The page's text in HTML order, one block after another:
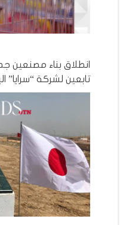
انطلاق بناء مصنعين
تابعين لشركة “سرايا”